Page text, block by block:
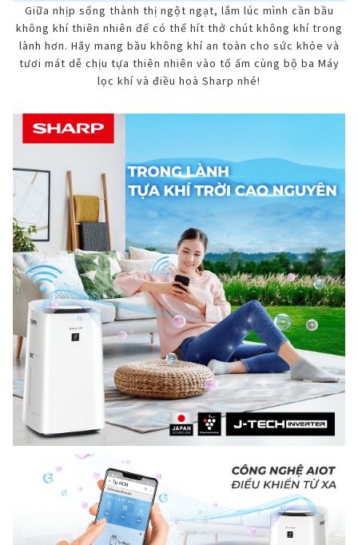
Giữa nhịp sống thành thị ngột ngạt, lắm lúc mình cần bầu
không khí thiên nhiên để có thể hít thở chút không khí trong
lành hơn. Hãy mang bầu không khí an toàn cho sức khỏe và
tươi mát dễ chịu tựa thiên nhiên vào tổ ấm cùng bộ ba Máy
lọc khí và điều hoà Sharp nhé!